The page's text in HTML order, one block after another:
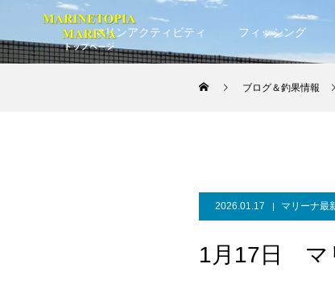
マリンアクティビティ フィッシング
ブログ＆釣果情報
2026.01.17 マリーナ最
1月17日 マ